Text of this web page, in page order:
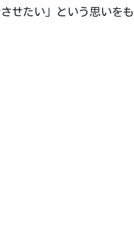
せたい」という思いを